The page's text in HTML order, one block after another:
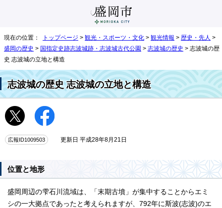
現在の位置： トップページ > 観光・スポーツ・文化 > 観光情報 > 歴史・先人 >
盛岡の歴史 > 国指定史跡志波城跡・志波城古代公園 > 志波城の歴史 > 志波城の歴
史 志波城の立地と構造
志波城の歴史 志波城の立地と構造
広報ID1009503 更新日 平成28年8月21日
位置と地形
盛岡周辺の雫石川流域は、「末期古墳」が集中することからエミ
シの一大拠点であったと考えられますが、792年に斯波(志波)のエ